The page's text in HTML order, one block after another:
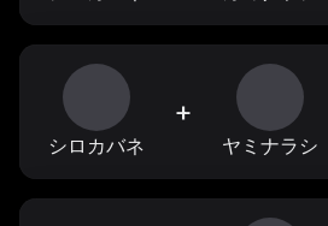
シロカバネ
+
ヤミナラシ